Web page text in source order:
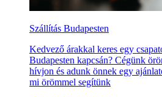
Szállítás Budapesten
Kedvező árakkal keres egy
Budapesten kapcsán? Cégünk
hívjon és adunk önnek egy
mi örömmel segítünk